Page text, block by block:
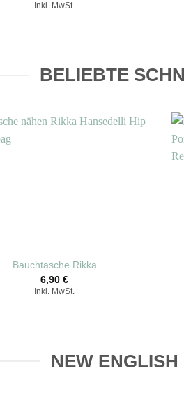
Inkl. MwSt.
BELIEBTE
Bauchtasche Rikka
6,90€
Inkl. MwSt.
NEW ENGLISH